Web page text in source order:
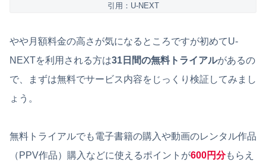
引用：U-NEXT
やや月額料金の高さが気になるところですが初めてU-
NEXTを利用される方は31日間の無料トライアルがあるの
で、まずは無料でサービス内容をじっくり検証してみまし
ょう。
無料トライアルでも電子書籍の購入や動画のレンタル作品
（PPV作品）購入などに使えるポイントが600円分もらえ